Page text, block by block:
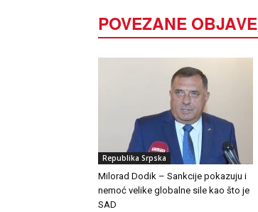
POVEZANE OBJAVE
Republika Srpska
Milorad Dodik – Sankcije pokazuju i
nemoć velike globalne sile kao što je
SAD